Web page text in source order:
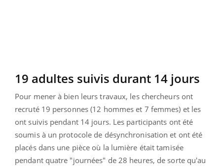
19 adultes suivis durant 14 jours
Pour mener à bien leurs travaux, les chercheurs ont
recruté 19 personnes (12 hommes et 7 femmes) et les
ont suivis pendant 14 jours. Les participants ont été
soumis à un protocole de désynchronisation et ont été
placés dans une pièce où la lumière était tamisée
pendant quatre "journées" de 28 heures, de sorte qu'au